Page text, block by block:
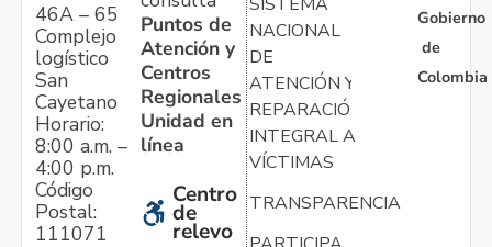
46A – 65
Complejo
logístico
San
Cayetano
Horario:
8:00 a.m. –
4:00 p.m.
Código
Postal:
111071
Puntos de
Atención y
Centros
Regionales
Unidad en
línea
Centro
de
relevo
NACIONAL
DE
ATENCIÓN Y
REPARACIÓN
INTEGRAL A
VÍCTIMAS
TRANSPARENCIA
Gobierno
de
Colombia